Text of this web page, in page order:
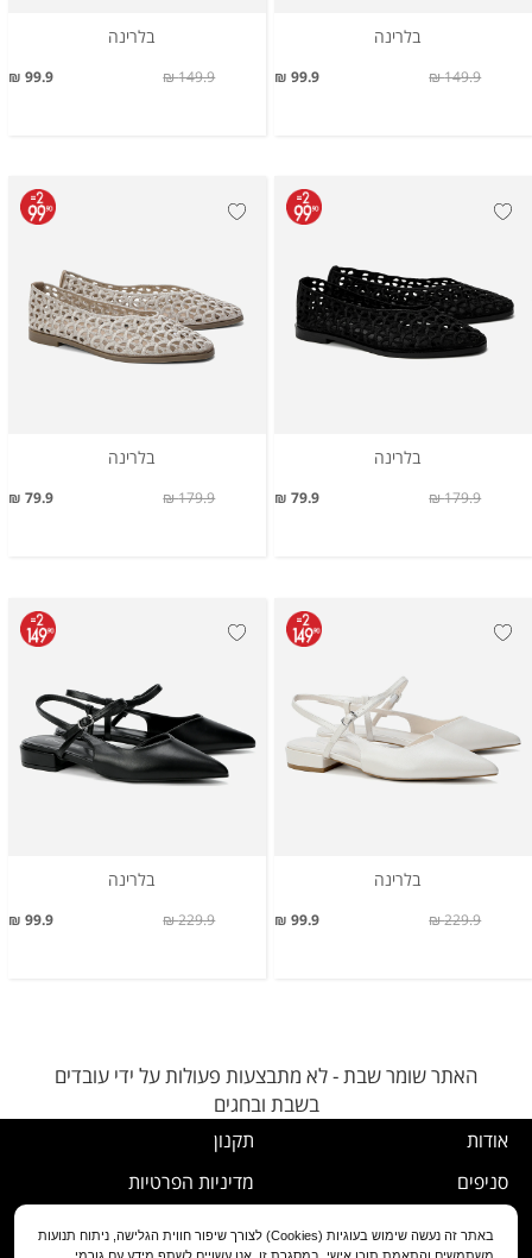
בלרינה
99.9 ₪ 149.9 ₪
בלרינה
99.9 ₪ 149.9 ₪
בלרינה
79.9 ₪ 179.9 ₪
בלרינה
79.9 ₪ 179.9 ₪
בלרינה
99.9 ₪ 229.9 ₪
בלרינה
99.9 ₪ 229.9 ₪
האתר שומר שבת - לא מתבצעות פעולות על ידי עובדים
בשבת ובחגים
אודות
סניפים
תקנון
מדיניות הפרטיות
נוהל ביטול עסקה
באתר זה נעשה שימוש בעוגיות (Cookies) לצורך שיפור חווית הגלישה, ניתוח תנועות